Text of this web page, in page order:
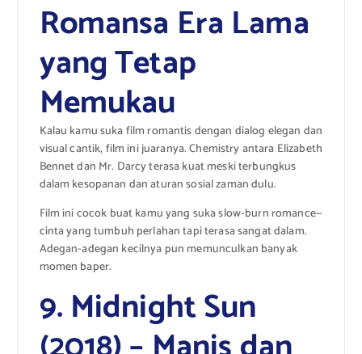
Romansa Era Lama
yang Tetap
Memukau
Kalau kamu suka film romantis dengan dialog elegan dan
visual cantik, film ini juaranya. Chemistry antara Elizabeth
Bennet dan Mr. Darcy terasa kuat meski terbungkus
dalam kesopanan dan aturan sosial zaman dulu.
Film ini cocok buat kamu yang suka slow-burn romance—
cinta yang tumbuh perlahan tapi terasa sangat dalam.
Adegan-adegan kecilnya pun memunculkan banyak
momen baper.
9. Midnight Sun